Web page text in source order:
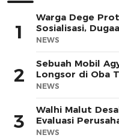
1
Warga Dege
Sosialisasi,
NEWS
2
Sebuah Mobil
Longsor di Oba
NEWS
3
Walhi Malut
Evaluasi
NEWS